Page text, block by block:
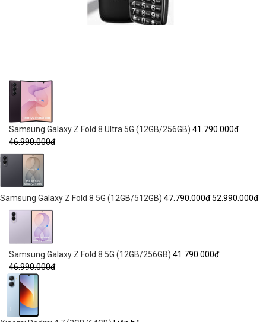
Samsung Galaxy Z Fold 8 Ultra 5G (12GB/256GB) 41.790.000đ
46.990.000đ
Samsung Galaxy Z Fold 8 5G (12GB/512GB) 47.790.000đ52.990.000đ
Samsung Galaxy Z Fold 8 5G (12GB/256GB) 41.790.000đ
46.990.000đ